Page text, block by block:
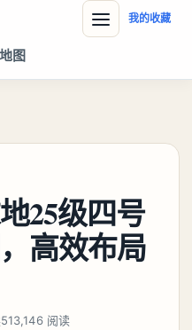
图
我的收藏
25级四号
高效布局
513,146 阅读